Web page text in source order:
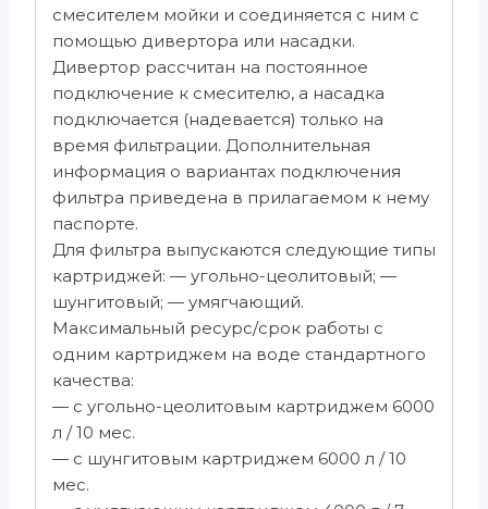
смесителем мойки и соединяется с ним с
помощью дивертора или насадки.
Дивертор рассчитан на постоянное
подключение к смесителю, а насадка
подключается (надевается) только на
время фильтрации. Дополнительная
информация о вариантах подключения
фильтра приведена в прилагаемом к нему
паспорте.
Для фильтра выпускаются следующие типы
картриджей: — угольно-цеолитовый; —
шунгитовый; — умягчающий.
Максимальный ресурс/срок работы с
одним картриджем на воде стандартного
качества:
— с угольно-цеолитовым картриджем 6000
л / 10 мес.
— с шунгитовым картриджем 6000 л / 10
мес.